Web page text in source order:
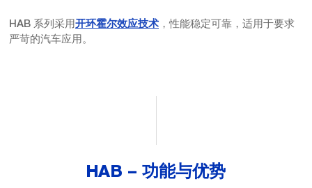
HAB 系列采用开环霍尔效应技术 ，性能稳定可靠，适用于要求
严苛的汽车应用。
HAB – 功能与优势